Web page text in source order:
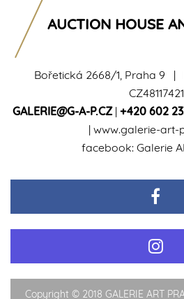
Bořetická 2668/1, Praha 9 |
CZ48117421
GALERIE@G-A-P.CZ| +420 602
| www.galerie-art-
facebook: Galerie
AUCTION HOUSE
Copyright © 2018 GALERIE ART